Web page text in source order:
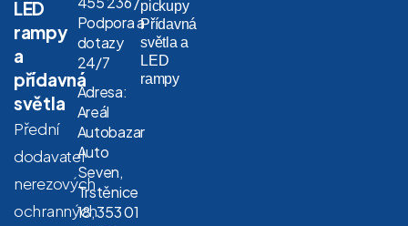
LED
rampy
a
přídavná
světla
Přední
dodavatel
nerezových
ochranných
Podpora a
dotazy
24/7
Adresa:
Areál
Autobazar
Auto
Seven,
Trstěnice
18, 353 01
pickupy
Přídavná
světla a
LED
rampy